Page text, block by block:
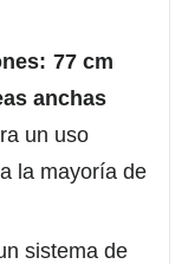
77 cm
anchas
un uso
la mayoría de
sistema de